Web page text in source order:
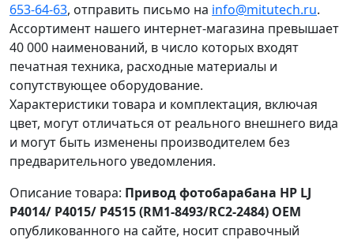
653-64-63, отправить письмо на info@mitutech.ru.
Ассортимент нашего интернет-магазина превышает
40 000 наименований, в число которых входят
печатная техника, расходные материалы и
сопутствующее оборудование.
Характеристики товара и комплектация, включая
цвет, могут отличаться от реального внешнего вида
и могут быть изменены производителем без
предварительного уведомления.
Описание товара: Привод фотобарабана HP LJ
P4014/ P4015/ P4515 (RM1-8493/RC2-2484) OEM
опубликованного на сайте, носит справочный